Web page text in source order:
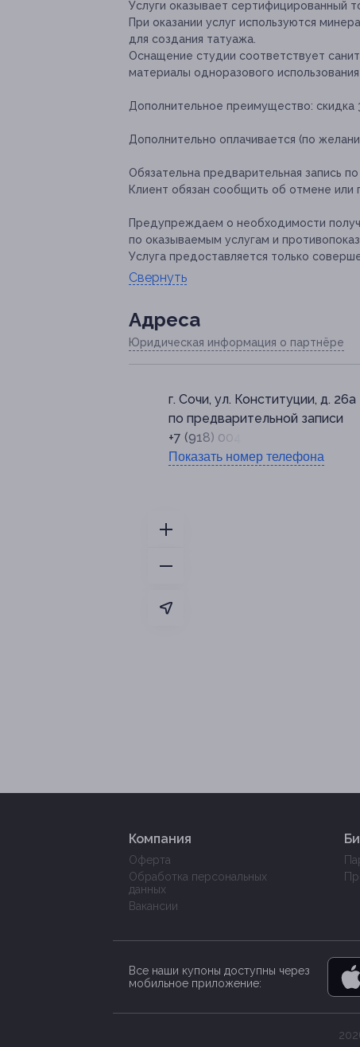
Услуги оказывает сертифицированный
При оказании услуг используются
для создания татуажа.
Оснащение студии соответствует
материалы одноразового
Дополнительное преимущество: скидка
Дополнительно оплачивается (по
Обязательна предварительная запись
Клиент обязан сообщить об отмене или
Предупреждаем о необходимости
по оказываемым услугам и
Услуга предоставляется только
Свернуть
Адресa
Юридическая информация о партнёре
г. Сочи, ул. Конституции, д. 26а
по предварительной записи
+7 (918) 004-60-53
Показать номер телефона
Компания
Оферта
Обработка персональных
данных
Вакансии
Все наши купоны доступны через
мобильное приложение: